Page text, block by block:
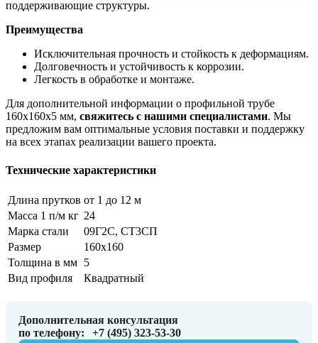
поддерживающие структуры.
Преимущества
Исключительная прочность и стойкость к деформациям.
Долговечность и устойчивость к коррозии.
Легкость в обработке и монтаже.
Для дополнительной информации о профильной трубе
160х160х5 мм, свяжитесь с нашими специалистами. Мы
предложим вам оптимальные условия поставки и поддержку
на всех этапах реализации вашего проекта.
Технические характеристики
Длина прутков от 1 до 12 м
Масса 1 п/м кг 24
Марка стали
09Г2С, СТ3СП
Размер
160х160
Толщина в мм 5
Вид профиля
Квадратный
Дополнительная консультация
по телефону:
+7 (495) 323-53-30